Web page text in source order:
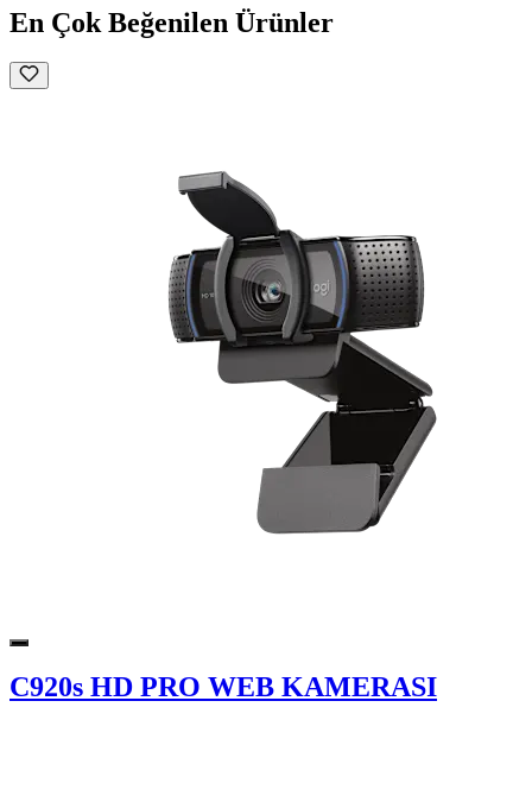
En Çok Beğenilen Ürünler
C920s HD PRO WEB KAMERASI